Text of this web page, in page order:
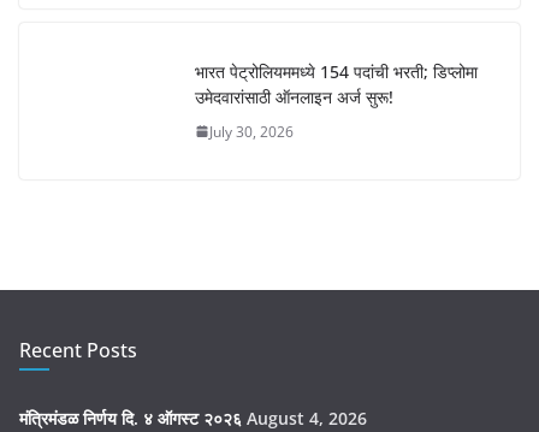
भारत पेट्रोलियममध्ये 154 पदांची भरती; डिप्लोमा
उमेदवारांसाठी ऑनलाइन अर्ज सुरू!
July 30, 2026
Recent Posts
मंत्रिमंडळ निर्णय दि. ४ ऑगस्ट २०२६ August 4, 2026